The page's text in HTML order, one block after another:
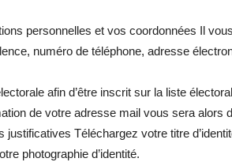
personnelles et vos coordonnées Il
numéro de téléphone, adresse
afin d’être inscrit sur la liste
de votre adresse mail vous sera alors
justificatives Téléchargez votre titre
photographie d’identité.